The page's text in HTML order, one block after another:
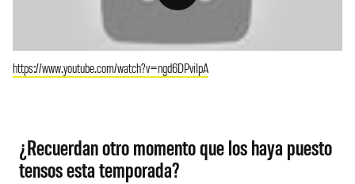
https://www.youtube.com/watch?v=ngd6DPviIpA
¿Recuerdan otro momento que los haya puesto
tensos esta temporada?